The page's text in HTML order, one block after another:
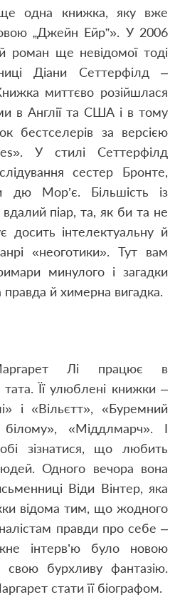
одна книжка, яку вже
„Джейн Ейр”». У 2006
роман ще невідомої тоді
Діани Сеттерфілд –
миттєво розійшлася
в Англії та США і в тому
бестселерів за версією
У стилі Сеттерфілд
сестер Бронте,
дю Мор’є. Більшість із
піар, та, як би та не
досить інтелектуальну й
«неоготики». Тут вам
минулого і загадки
й химерна вигадка.
Лі працює в
тата. Її улюблені книжки –
і «Вільєтт», «Буремний
«Міддлмарч». І
зізнатися, що любить
Одного вечора вона
Віди Вінтер, яка
відома тим, що жодного
правди про себе –
інтерв’ю було новою
свою бурхливу фантазію.
стати її біографом.